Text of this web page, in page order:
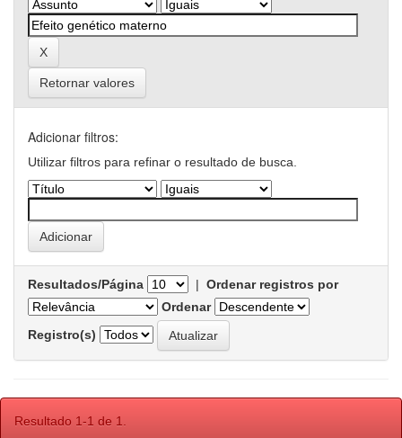
Retornar valores
Adicionar filtros:
Utilizar filtros para refinar o resultado de busca.
Resultados/Página | Ordenar registros por
Ordenar
Registro(s)
Resultado 1-1 de 1.